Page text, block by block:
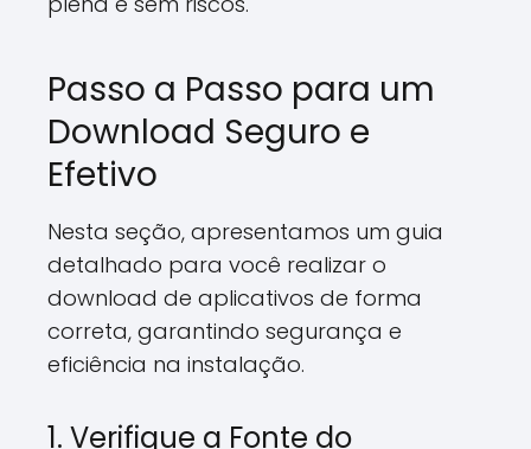
Passo a Passo para um
Download Seguro e
Efetivo
Nesta seção, apresentamos um guia
detalhado para você realizar o
download de aplicativos de forma
correta, garantindo segurança e
eficiência na instalação.
1. Verifique a Fonte do